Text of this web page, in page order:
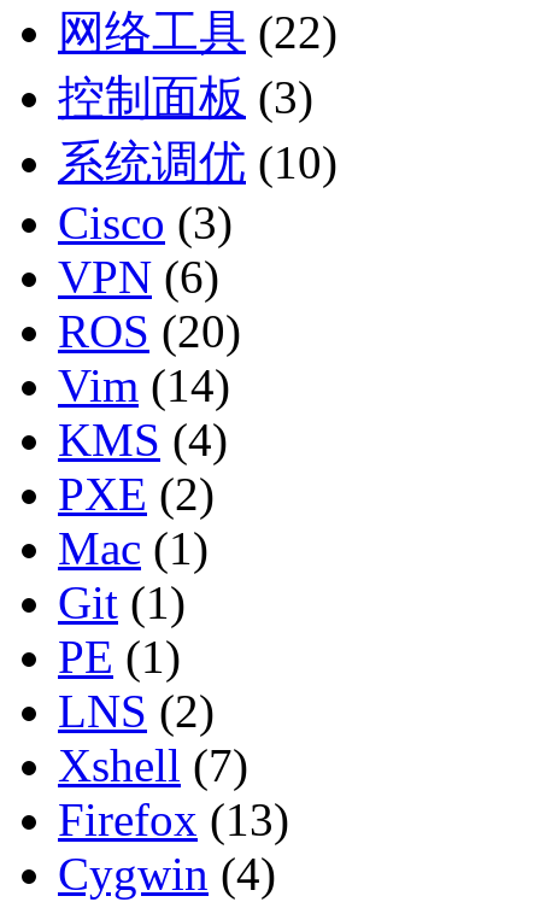
网络工具 (22)
控制面板 (3)
系统调优 (10)
Cisco (3)
VPN (6)
ROS (20)
Vim (14)
KMS (4)
PXE (2)
Mac (1)
Git (1)
PE (1)
LNS (2)
Xshell (7)
Firefox (13)
Cygwin (4)